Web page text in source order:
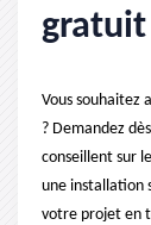
gratuit
Vous souhaitez
? Demandez
conseillent sur
une installation
votre projet en